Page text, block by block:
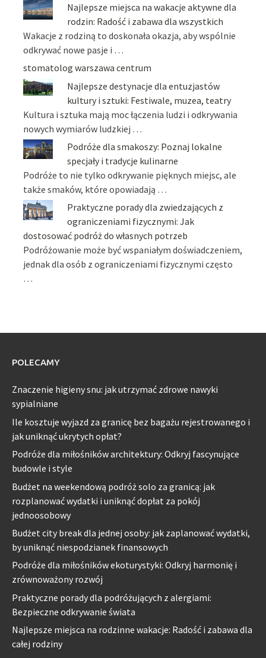
Najlepsze miejsca na wakacje aktywne dla
rodzin: Radość i zabawa dla wszystkich
Wakacje z rodziną to doskonała okazja, aby wspólnie
odkrywać nowe pasje i …
stomatolog warszawa centrum
Najlepsze destynacje dla entuzjastów
kultury i sztuki: Festiwale, muzea, teatry
Kultura i sztuka mają moc łączenia ludzi i odkrywania
nowych wymiarów ludzkiej …
Podróże dla smakoszy: Poznaj lokalne
specjały i tradycje kulinarne
Podróże to nie tylko odkrywanie pięknych miejsc, ale
także smaków, które opowiadają …
Praktyczne porady dla zwiedzających z
ograniczeniami fizycznymi: Jak
dostosować podróż do własnych potrzeb
Podróżowanie może być wspaniałym doświadczeniem,
jednak dla osób z ograniczeniami fizycznymi często
…
POLECAMY
Znaczenie higieny snu: jak utrzymać zdrowe nawyki
sypialniane
Ile kosztuje wyjazd za granicę bez bagażu rejestrowanego i
jak uniknąć ukrytych opłat?
Podróże dla miłośników architektury: Odkryj fascynujące
budowle i style
Budżet na weekendową podróż solo za granicą: jak
rozplanować wydatki i uniknąć dopłat za pokój
jednoosobowy
Budżet city break dla jednej osoby: jak zaplanować wydatki,
by uniknąć niespodzianek finansowych
Podróże dla miłośników ekoturystyki: Odkryj harmonię i
zrównoważony rozwój
Praktyczne porady dla podróżujących z alergiami:
Bezpieczne odkrywanie świata
Najlepsze miejsca na rodzinne wakacje: Radość i zabawa dla
całej rodziny